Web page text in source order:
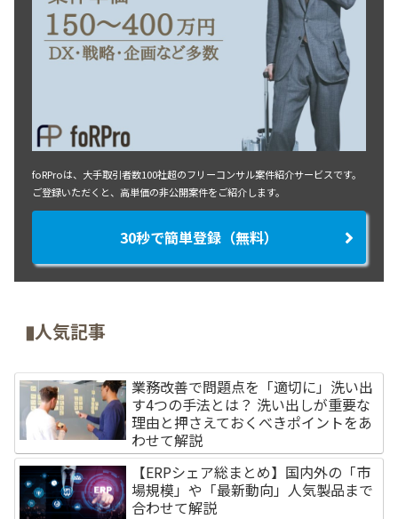
foRProは、大手取引者数100社超のフリーコンサル案件紹介サービスです。
ご登録いただくと、高単価の非公開案件をご紹介します。
30秒で簡単登録（無料）
▮人気記事
業務改善で問題点を「適切に」洗い出
す4つの手法とは？ 洗い出しが重要な
理由と押さえておくべきポイントをあ
わせて解説
【ERPシェア総まとめ】国内外の「市
場規模」や「最新動向」人気製品まで
合わせて解説